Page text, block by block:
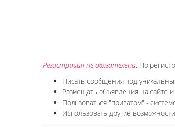
Регистрация не обязательна. Но
Писать сообщения под
Размещать объявления на сайте
Пользоваться "приватом" -
Использовать другие